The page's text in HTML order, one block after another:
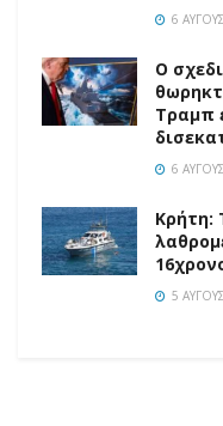
6
Ο
Τραμπ
6
Κρήτη:
5